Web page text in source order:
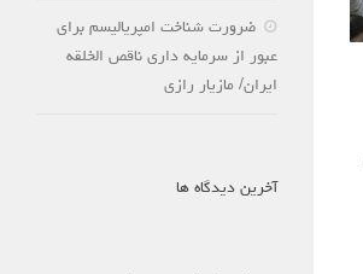
ضرورت شناخت امپریالیسم برای
عبور از سرمایه داری ناقص الخلقه
ایران/ مازیار رازی
آخرین دیدگاه ها